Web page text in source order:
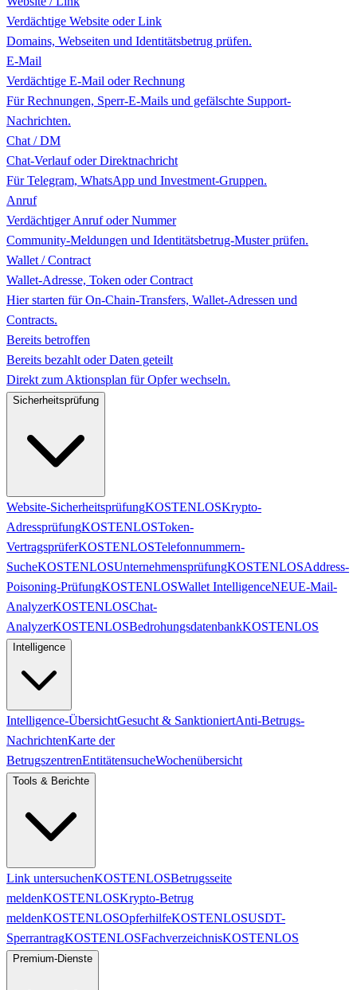
Verdächtige Website oder Link
Domains, Webseiten und Identitätsbetrug prüfen.
E-Mail
Verdächtige E-Mail oder Rechnung
Für Rechnungen, Sperr-E-Mails und gefälschte Support-
Nachrichten.
Chat / DM
Chat-Verlauf oder Direktnachricht
Für Telegram, WhatsApp und Investment-Gruppen.
Anruf
Verdächtiger Anruf oder Nummer
Community-Meldungen und Identitätsbetrug-Muster prüfen.
Wallet / Contract
Wallet-Adresse, Token oder Contract
Hier starten für On-Chain-Transfers, Wallet-Adressen und
Contracts.
Bereits betroffen
Bereits bezahlt oder Daten geteilt
Direkt zum Aktionsplan für Opfer wechseln.
Sicherheitsprüfung
Website-SicherheitsprüfungKOSTENLOSKrypto-
AdressprüfungKOSTENLOSToken-
VertragsprüferKOSTENLOSTelefonnummern-
SucheKOSTENLOSUnternehmensprüfungKOSTENLOSAddress-
Poisoning-PrüfungKOSTENLOSWallet IntelligenceNEUE-Mail-
AnalyzerKOSTENLOSChat-
AnalyzerKOSTENLOSBedrohungsdatenbankKOSTENLOS
Intelligence
Intelligence-ÜbersichtGesucht & SanktioniertAnti-Betrugs-
NachrichtenKarte der
BetrugszentrenEntitätensucheWochenübersicht
Tools & Berichte
Link untersuchenKOSTENLOSBetrugsseite
meldenKOSTENLOSKrypto-Betrug
meldenKOSTENLOSOpferhilfeKOSTENLOSUSDT-
SperrantragKOSTENLOSFachverzeichnisKOSTENLOS
Premium-Dienste